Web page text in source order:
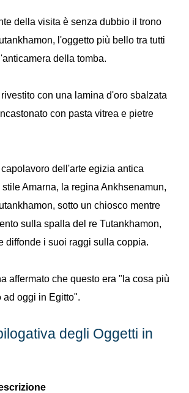
della visita è senza dubbio il trono
l'oggetto più bello tra tutti
della tomba.
con una lamina d'oro sbalzata
con pasta vitrea e pietre
capolavoro dell'arte egizia antica
Amarna, la regina Ankhsenamun,
sotto un chiosco mentre
sulla spalla del re Tutankhamon,
diffonde i suoi raggi sulla coppia.
affermato che questo era "la cosa più
ad oggi in Egitto".
degli Oggetti in